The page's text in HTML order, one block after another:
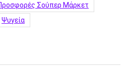
Σούπερ Μάρκετ
Ψυγεία